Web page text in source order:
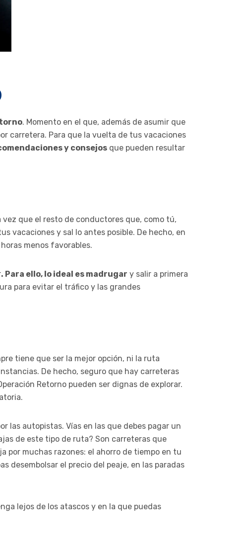
. Momento en el que, además de asumir que
carretera. Para que la vuelta de tus vacaciones
y consejos que pueden resultar
que el resto de conductores que, como tú,
vacaciones y sal lo antes posible. De hecho, en
menos favorables.
. Para ello, lo ideal es madrugar y salir a primera
para evitar el tráfico y las grandes
tiene que ser la mejor opción, ni la ruta
De hecho, seguro que hay carreteras
Retorno pueden ser dignas de explorar.
las autopistas. Vías en las que debes pagar un
de este tipo de ruta? Son carreteras que
por muchas razones: el ahorro de tiempo en tu
desembolsar el precio del peaje, en las paradas
lejos de los atascos y en la que puedas